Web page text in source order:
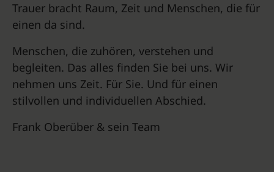
Trauer bracht Raum, Zeit und Menschen, die für
einen da sind.
Menschen, die zuhören, verstehen und
begleiten. Das alles finden Sie bei uns. Wir
nehmen uns Zeit. Für Sie. Und für einen
stilvollen und individuellen Abschied.
Frank Oberüber & sein Team